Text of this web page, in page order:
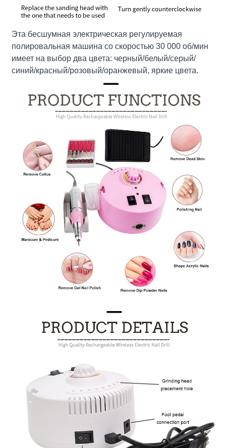
Эта бесшумная электрическая регулируемая
полировальная машина со скоростью 30 000 об/мин
имеет на выбор два цвета: черный/белый/серый/
синий/красный/розовый/оранжевый, яркие цвета.